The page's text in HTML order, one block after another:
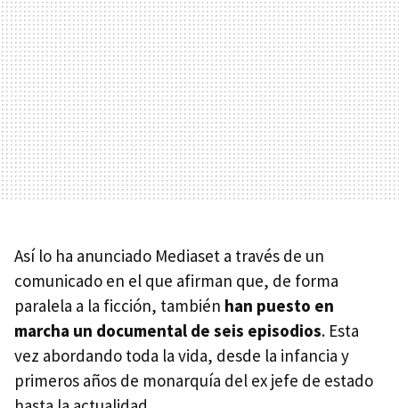
Así lo ha anunciado Mediaset a través de un
comunicado en el que afirman que, de forma
paralela a la ficción, también han puesto en
marcha un documental de seis episodios. Esta
vez abordando toda la vida, desde la infancia y
primeros años de monarquía del ex jefe de estado